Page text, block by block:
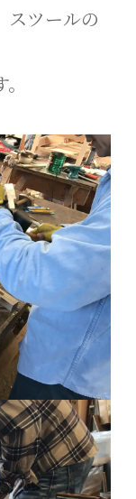
スツールの